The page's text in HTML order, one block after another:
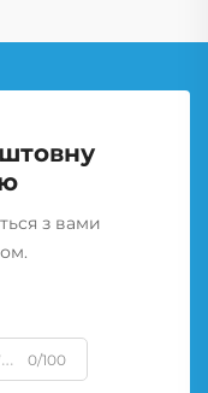
з вами
0/100